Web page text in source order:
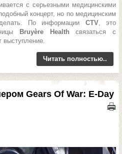
с серьезными медицинскими
концерт, но по медицинским
По информации CTV, это
Bruyère Healthсвязаться с
выступление.
Читать полностью..
Gears Of War: E-Day